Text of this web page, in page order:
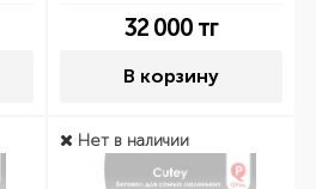
32 000 тг
В корзину
Нет в наличии